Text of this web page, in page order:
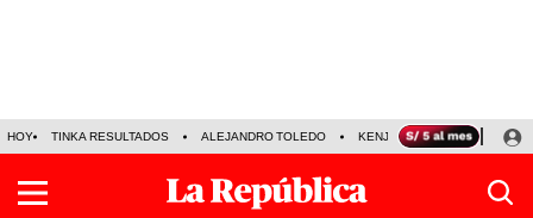
HOY TINKA RESULTADOS ALEJANDRO TOLEDO KENJI FUJIMORI